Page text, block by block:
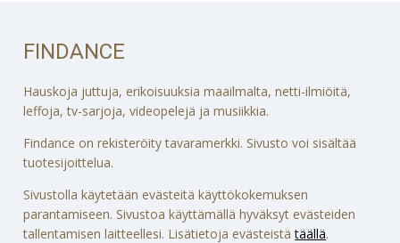
FINDANCE
Hauskoja juttuja, erikoisuuksia maailmalta, netti-ilmiöitä,
leffoja, tv-sarjoja, videopelejä ja musiikkia.
Findance on rekisteröity tavaramerkki. Sivusto voi sisältää
tuotesijoittelua.
Sivustolla käytetään evästeitä käyttökokemuksen
parantamiseen. Sivustoa käyttämällä hyväksyt evästeiden
tallentamisen laitteellesi. Lisätietoja evästeistätäällä.